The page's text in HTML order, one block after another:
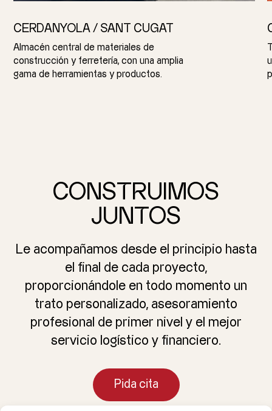
CERDANYOLA / SANT CUGAT
Almacén central de materiales de
construcción y ferretería, con una amplia
gama de herramientas y productos.
CONSTRUIMOS
JUNTOS
Le acompañamos desde el principio hasta
el final de cada proyecto,
proporcionándole en todo momento un
trato personalizado, asesoramiento
profesional de primer nivel y el mejor
servicio logístico y financiero.
Pida cita